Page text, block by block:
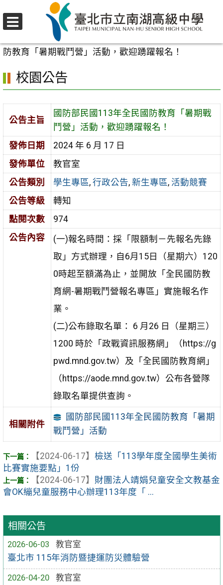
至
要
區
校園公告
防教育「暑期戰鬥營」活動，歡迎踴躍報名！
相關公告
2026-06-03
教官室
臺北市 115年消防暨捷運防災體驗營
2026-04-20
教官室
校園公告
公告主旨
國防部民國113年全民國防教育「暑期戰
鬥營」活動，歡迎踴躍報名！
發佈日期
2024 年 6 月 17 日
發佈單位
教官室
公告類別
學生專區, 行政公告, 新生專區, 活動競賽
公告等級
轉知
點閱次數
974
公告內容
(一)報名時間：採「限額制－先報名先錄
取」方式辦理，自6月15日（星期六）120
0時起至額滿為止，並開放「全民國防教
育網-暑期戰鬥營報名專區」實施報名作
業。
(二)公布錄取名單： 6 月26 日（星期三）
1200 時於「政戰資訊服務網」（https://g
pwd.mnd.gov.tw）及「全民國防教育網」
（https://aode.mnd.gov.tw）公布各營隊
錄取名單提供查詢。
相關附件
國防部民國113年全民國防教育「暑期
戰鬥營」活動
【2024-06-17】 檢送「113學年度全國學生美術
比賽實施要點」1份
【2024-06-17】 財團法人靖娟兒童安全文教基金
會OK繃兒童服務中心辦理113年度「 ...
選
單